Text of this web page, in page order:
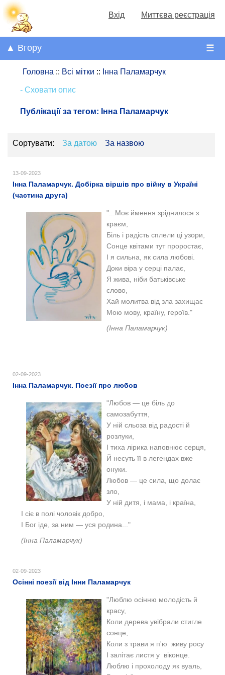
Вхід Миттєва реєстрація
☰
▲ Вгору
Головна :: Всі мітки :: Інна Паламарчук
- Сховати опис
Публікації за тегом: Інна Паламарчук
Сортувати: За датою За назвою
13-09-2023
Інна Паламарчук. Добірка віршів про війну в Україні
(частина друга)
"...Моє ймення зріднилося з
краєм,
Біль і радість сплели ці узори,
Сонце квітами тут проростає,
І я сильна, як сила любові.
Доки віра у серці палає,
Я жива, ніби батьківське
слово,
Хай молитва від зла захищає
Мою мову, країну, героїв."
(Інна Паламарчук)
02-09-2023
Інна Паламарчук. Поезії про любов
"Любов — це біль до
самозабуття,
У ній сльоза від радості й
розлуки,
І тиха лірика наповнює серця,
Й несуть її в легендах вже
онуки.
Любов — це сила, що долає
зло,
У ній дитя, і мама, і країна,
І сіє в полі чоловік добро,
І Бог іде, за ним — уся родина..."
(Інна Паламарчук)
02-09-2023
Осінні поезії від Інни Паламарчук
"Люблю осінню молодість й
красу,
Коли дерева увібрали стигле
сонце,
Коли з трави я п'ю живу росу
І залітає листя у віконце.
Люблю і прохолоду як вуаль,